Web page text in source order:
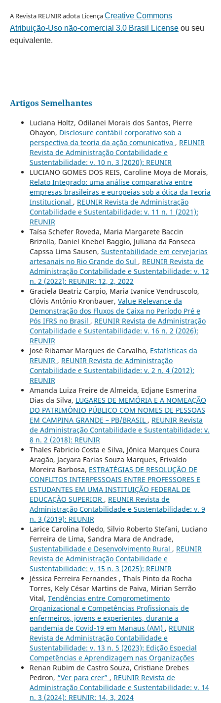
A Revista REUNIR adota LicençaCreative Commons
Atribuição-Uso não-comercial 3.0 Brasil Licenseou seu
equivalente.
Artigos Semelhantes
Luciana Holtz, Odilanei Morais dos Santos, Pierre
Ohayon, Disclosure contábil corporativo sob a
perspectiva da teoria da ação comunicativa , REUNIR
Revista de Administração Contabilidade e
Sustentabilidade: v. 10 n. 3 (2020): REUNIR
LUCIANO GOMES DOS REIS, Caroline Moya de Morais,
Relato Integrado: uma análise comparativa entre
empresas brasileiras e europeias sob a ótica da Teoria
Institucional , REUNIR Revista de Administração
Contabilidade e Sustentabilidade: v. 11 n. 1 (2021):
REUNIR
Taísa Schefer Roveda, Maria Margarete Baccin
Brizolla, Daniel Knebel Baggio, Juliana da Fonseca
Capssa Lima Sausen, Sustentabilidade em cervejarias
artesanais no Rio Grande do Sul , REUNIR Revista de
Administração Contabilidade e Sustentabilidade: v. 12
n. 2 (2022): REUNIR: 12, 2, 2022
Graciela Beatriz Carpio, Maria Ivanice Vendruscolo,
Clóvis Antônio Kronbauer, Value Relevance da
Demonstração dos Fluxos de Caixa no Período Pré e
Pós IFRS no Brasil , REUNIR Revista de Administração
Contabilidade e Sustentabilidade: v. 16 n. 2 (2026):
REUNIR
José Ribamar Marques de Carvalho, Estatísticas da
REUNIR , REUNIR Revista de Administração
Contabilidade e Sustentabilidade: v. 2 n. 4 (2012):
REUNIR
Amanda Luiza Freire de Almeida, Edjane Esmerina
Dias da Silva, LUGARES DE MEMÓRIA E A NOMEAÇÃO
DO PATRIMÔNIO PÚBLICO COM NOMES DE PESSOAS
EM CAMPINA GRANDE – PB/BRASIL , REUNIR Revista
de Administração Contabilidade e Sustentabilidade: v.
8 n. 2 (2018): REUNIR
Thales Fabricio Costa e Silva, Jônica Marques Coura
Aragão, Jacyara Farias Souza Marques, Erivaldo
Moreira Barbosa, ESTRATÉGIAS DE RESOLUÇÃO DE
CONFLITOS INTERPESSOAIS ENTRE PROFESSORES E
ESTUDANTES EM UMA INSTITUIÇÃO FEDERAL DE
EDUCAÇÃO SUPERIOR , REUNIR Revista de
Administração Contabilidade e Sustentabilidade: v. 9
n. 3 (2019): REUNIR
Larice Carolina Toledo, Silvio Roberto Stefani, Luciano
Ferreira de Lima, Sandra Mara de Andrade,
Sustentabilidade e Desenvolvimento Rural , REUNIR
Revista de Administração Contabilidade e
Sustentabilidade: v. 15 n. 3 (2025): REUNIR
Jéssica Ferreira Fernandes , Thaís Pinto da Rocha
Torres, Kely César Martins de Paiva, Mirian Serrão
Vital, Tendências entre Comprometimento
Organizacional e Competências Profissionais de
enfermeiros, jovens e experientes, durante a
pandemia de Covid-19 em Manaus (AM) , REUNIR
Revista de Administração Contabilidade e
Sustentabilidade: v. 13 n. 5 (2023): Edição Especial
Competências e Aprendizagem nas Organizações
Renan Rubim de Castro Souza, Cristiane Drebes
Pedron, “Ver para crer” , REUNIR Revista de
Administração Contabilidade e Sustentabilidade: v. 14
n. 3 (2024): REUNIR: 14, 3, 2024